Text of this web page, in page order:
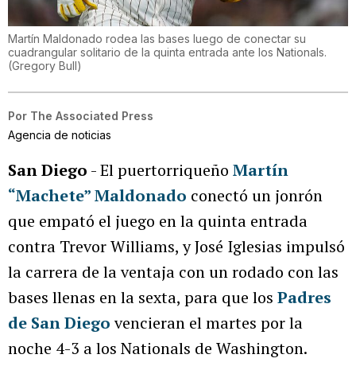
Martín Maldonado rodea las bases luego de conectar su
cuadrangular solitario de la quinta entrada ante los Nationals.
(Gregory Bull)
Por The Associated Press
Agencia de noticias
San Diego - El puertorriqueño Martín
“Machete” Maldonado conectó un jonrón
que empató el juego en la quinta entrada
contra Trevor Williams, y José Iglesias impulsó
la carrera de la ventaja con un rodado con las
bases llenas en la sexta, para que los Padres
de San Diegovencieran el martes por la
noche 4-3 a los Nationals de Washington.